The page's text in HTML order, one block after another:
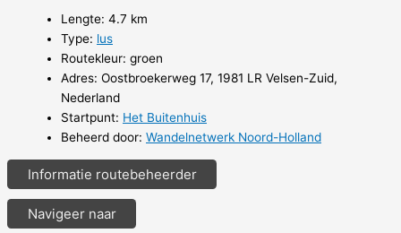
Lengte: 4.7 km
Type: lus
Routekleur: groen
Adres: Oostbroekerweg 17, 1981 LR Velsen-Zuid,
Nederland
Startpunt: Het Buitenhuis
Beheerd door: Wandelnetwerk Noord-Holland
Informatie routebeheerder
Navigeer naar